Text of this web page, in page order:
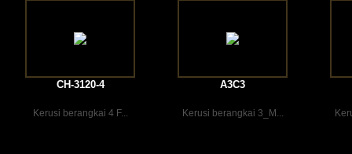
CH-3120-4
Kerusi berangkai 4 F...
A3C3
Kerusi berangkai 3_M...